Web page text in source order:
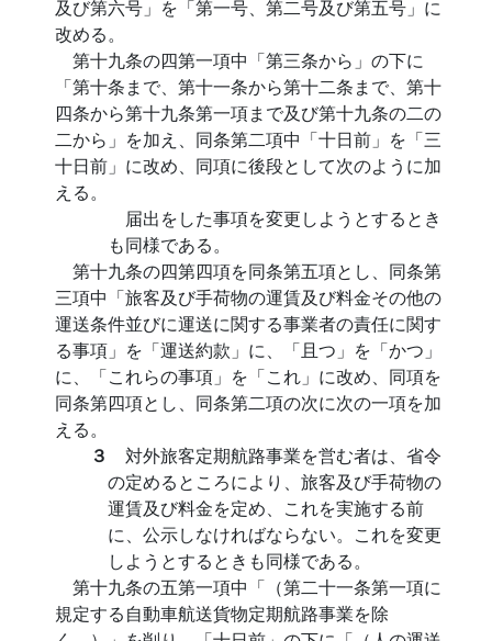
及び第六号」を「第一号、第二号及び第五号」に
改める。
第十九条の四第一項中「第三条から」の下に
「第十条まで、第十一条から第十二条まで、第十
四条から第十九条第一項まで及び第十九条の二の
二から」を加え、同条第二項中「十日前」を「三
十日前」に改め、同項に後段として次のように加
える。
届出をした事項を変更しようとするとき
も同様である。
第十九条の四第四項を同条第五項とし、同条第
三項中「旅客及び手荷物の運賃及び料金その他の
運送条件並びに運送に関する事業者の責任に関す
る事項」を「運送約款」に、「且つ」を「かつ」
に、「これらの事項」を「これ」に改め、同項を
同条第四項とし、同条第二項の次に次の一項を加
える。
３ 対外旅客定期航路事業を営む者は、省令
の定めるところにより、旅客及び手荷物の
運賃及び料金を定め、これを実施する前
に、公示しなければならない。これを変更
しようとするときも同様である。
第十九条の五第一項中「（第二十一条第一項に
規定する自動車航送貨物定期航路事業を除